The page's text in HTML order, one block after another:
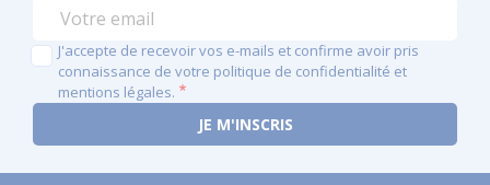
J'accepte de recevoir vos e-mails et confirme avoir pris
connaissance de votre politique de confidentialité et
mentions légales.